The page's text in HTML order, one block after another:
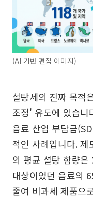
(AI 기반 편집 이미지)
설탕세의 진짜 목적
조정' 유도에 있습니
음료 산업 부담금
적인 사례입니다.
의 평균 설탕 함량
대상이었던 음료의
줄여 비과세 제품으